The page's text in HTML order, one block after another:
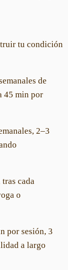
tu condición
de
45 min por
2–3
cada
o
por sesión, 3
a largo